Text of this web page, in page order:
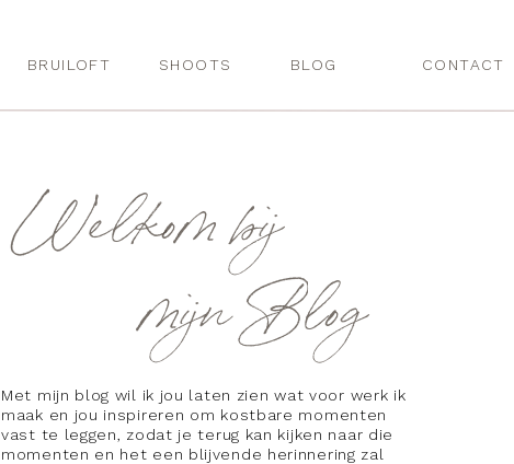
CONTACT
BLOG
SHOOTS
BRUILOFT
Welkom bij
mijn Blog
Met mijn blog wil ik jou laten zien wat voor werk ik
maak en jou inspireren om kostbare momenten
vast te leggen, zodat je terug kan kijken naar die
momenten en het een blijvende herinnering zal